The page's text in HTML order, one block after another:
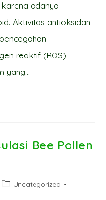
adanya
Aktivitas antioksidan
reaktif (ROS)
yang…
Bee Pollen
PostUncategorized